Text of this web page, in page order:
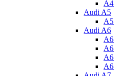
Audi A5
Audi A6
A6